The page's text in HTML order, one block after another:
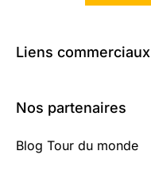
Liens commerciaux
Nos partenaires
Blog Tour du monde